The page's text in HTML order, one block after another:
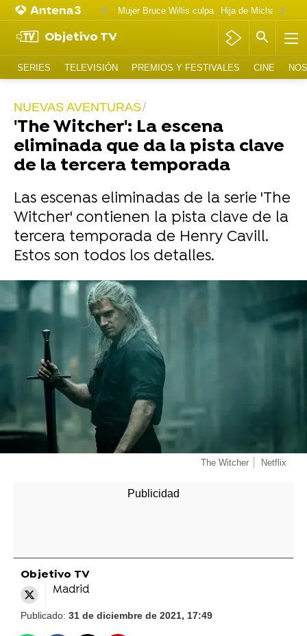
Mujer Bruce Willis culpa
Objetivo TV
SERIES TELEVISIÓN PREMIOS Y FESTIVALES CINE
NUEVAS AVENTURAS
'The Witcher': La escena
eliminada que da la pista clave
de la tercera temporada
Las escenas eliminadas de la serie 'The
Witcher' contienen la pista clave de la
tercera temporada de Henry Cavill.
Estos son todos los detalles.
The Witcher Netflix
Objetivo TV
Madrid
Publicado: 31 de diciembre de 2021, 17:49